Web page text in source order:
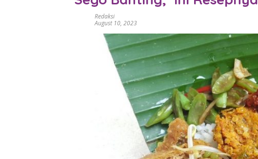
Redaksi
August 10, 2023